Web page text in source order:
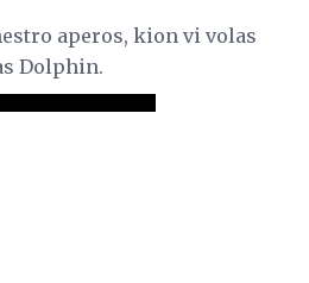
aperos, kion vi volas
Dolphin.